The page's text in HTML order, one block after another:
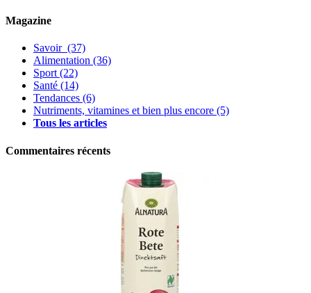
Magazine
Savoir (37)
Alimentation (36)
Sport(22)
Santé (14)
Tendances (6)
Nutriments, vitamines et bien plus encore (5)
Tous les articles
Commentaires récents